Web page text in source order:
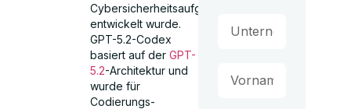
Cybersicherheitsaufgaben
entwickelt wurde.
GPT-5.2-Codex
basiert auf derGPT-
5.2-Architektur und
wurde für
Codierungs-